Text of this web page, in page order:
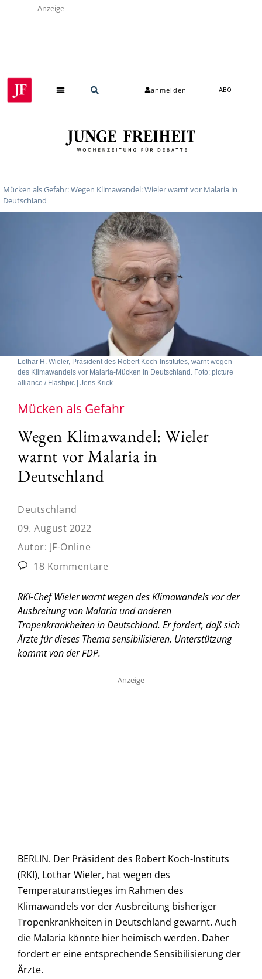
Anzeige
anmelden ABO
Mücken als Gefahr: Wegen Klimawandel: Wieler warnt vor Malaria in
Deutschland
Lothar H. Wieler, Präsident des Robert Koch-Institutes, warnt wegen
des Klimawandels vor Malaria-Mücken in Deutschland. Foto: picture
alliance / Flashpic | Jens Krick
Mücken als Gefahr
Wegen Klimawandel: Wieler
warnt vor Malaria in
Deutschland
Deutschland
09. August 2022
Autor: JF-Online
18 Kommentare
RKI-Chef Wieler warnt wegen des Klimawandels vor der
Ausbreitung von Malaria und anderen
Tropenkrankheiten in Deutschland. Er fordert, daß sich
Ärzte für dieses Thema sensibilisieren. Unterstützung
kommt von der FDP.
Anzeige
BERLIN. Der Präsident des Robert Koch-Instituts
(RKI), Lothar Wieler, hat wegen des
Temperaturanstieges im Rahmen des
Klimawandels vor der Ausbreitung bisheriger
Tropenkrankheiten in Deutschland gewarnt. Auch
die Malaria könnte hier heimisch werden. Daher
fordert er eine entsprechende Sensibilisierung der
Ärzte.